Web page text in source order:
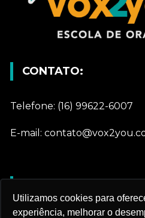
Utilizamos cookies para
experiência, melhorar o
CONTATO:
Telefone: (16) 99622-6007
E-mail:
Nós utilizamos cookies e
semelhantes para melhorar